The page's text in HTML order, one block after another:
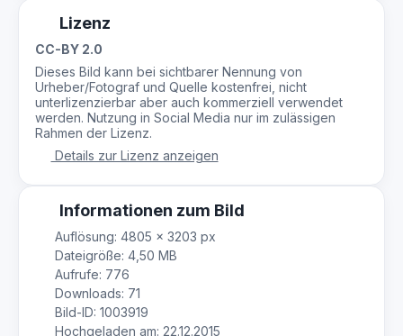
Lizenz
CC-BY 2.0
Dieses Bild kann bei sichtbarer Nennung von
Urheber/Fotograf und Quelle kostenfrei, nicht
unterlizenzierbar aber auch kommerziell verwendet
werden. Nutzung in Social Media nur im zulässigen
Rahmen der Lizenz.
Details zur Lizenz anzeigen
Informationen zum Bild
Auflösung: 4805 × 3203 px
Dateigröße: 4,50 MB
Aufrufe: 776
Downloads: 71
Bild-ID: 1003919
Hochgeladen am: 22.12.2015